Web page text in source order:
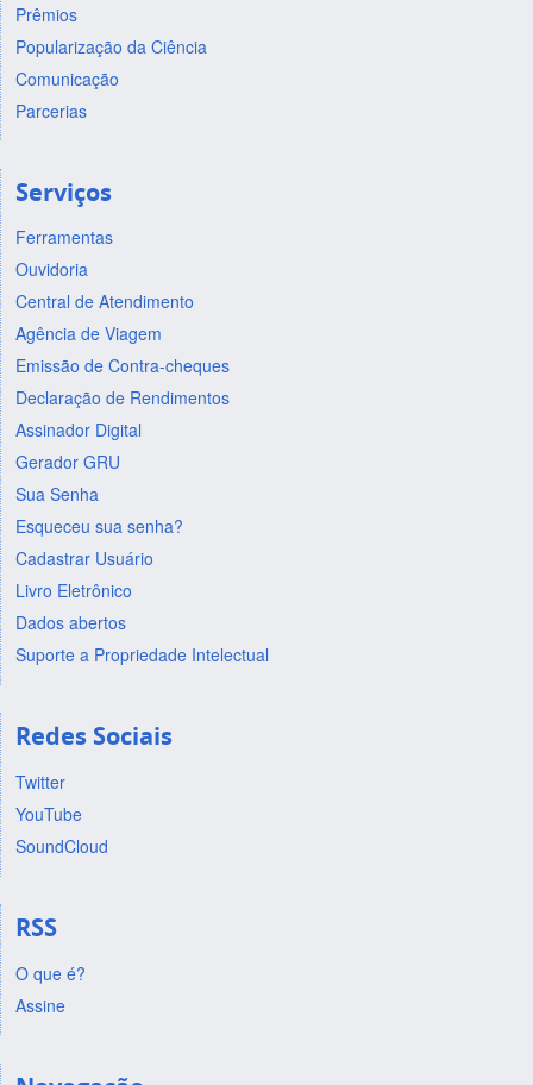
Prêmios
Popularização da Ciência
Comunicação
Parcerias
Serviços
Ferramentas
Ouvidoria
Central de Atendimento
Agência de Viagem
Emissão de Contra-cheques
Declaração de Rendimentos
Assinador Digital
Gerador GRU
Sua Senha
Esqueceu sua senha?
Cadastrar Usuário
Livro Eletrônico
Dados abertos
Suporte a Propriedade Intelectual
Redes Sociais
Twitter
YouTube
SoundCloud
RSS
O que é?
Assine